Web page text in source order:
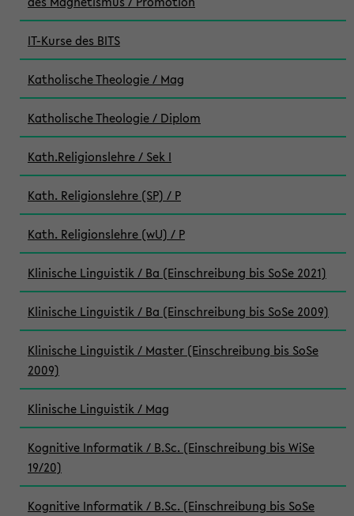
IT-Kurse des BITS
Katholische Theologie / Mag
Katholische Theologie / Diplom
Kath.Religionslehre / Sek I
Kath. Religionslehre (SP) / P
Kath. Religionslehre (wU) / P
Klinische Linguistik / Ba (Einschreibung bis SoSe 2021)
Klinische Linguistik / Ba (Einschreibung bis SoSe 2009)
Klinische Linguistik / Master (Einschreibung bis SoSe
2009)
Klinische Linguistik / Mag
Kognitive Informatik / B.Sc. (Einschreibung bis WiSe
19/20)
Kognitive Informatik / B.Sc. (Einschreibung bis SoSe